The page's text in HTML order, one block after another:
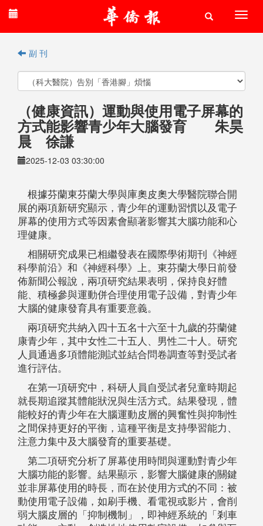
副 刊
（健康資訊）運動與使用電子屏幕的
方式能影響青少年大腦發育 朱昊
晨 徐謙
2025-12-03 03:30:00
根據芬蘭東芬蘭大學與庫奧皮奧大學醫院聯合開
展的兩項新研究顯示，青少年的運動習慣以及電子
屏幕的使用方式等因素會顯著影響其大腦功能和心
理健康。
相關研究成果已相繼發表在國際學術期刊《神經
科學前沿》和《神經科學》上。東芬蘭大學日前發
佈新聞公報說，兩項研究結果表明，保持良好體
能、積極參與運動併合理使用電子設備，對青少年
大腦的健康發育具有重要意義。
兩項研究共納入四十五名十六至十九歲的芬蘭健
康青少年，其中女性二十五人、男性二十人。研究
人員通過多項體能測試並結合問卷調查等對受試者
進行評估。
在第一項研究中，科研人員自受試者兒童時期起
就長期追蹤其體能狀況與生活方式。結果發現，體
能較好的青少年在大腦運動皮層的興奮性與抑制性
之間保持更好的平衡，這種平衡是支持學習能力、
注意力集中及大腦發育的重要基礎。
第二項研究分析了屏幕使用時間與運動對青少年
大腦功能的影響。結果顯示，影響大腦健康的關鍵
並非屏幕使用的時長，而在於使用方式的不同：被
動使用電子設備，如刷手機、看電視或影片，會削
弱大腦皮層的「抑制機制」，即神經系統的「剎車